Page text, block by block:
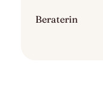
Beraterin